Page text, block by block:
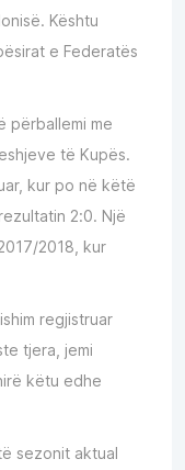
Kështu
e Federatës
përballemi me
të Kupës.
kur po në këtë
2:0. Një
2018, kur
regjistruar
tjera, jemi
këtu edhe
sezonit aktual